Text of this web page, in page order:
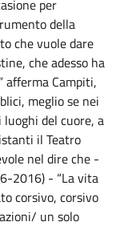
per
della
che vuole dare
che adesso ha
afferma Campiti,
meglio se nei
luoghi del cuore, a
il Teatro
nel dire che -
2016) - “La vita
corsivo, corsivo
un solo